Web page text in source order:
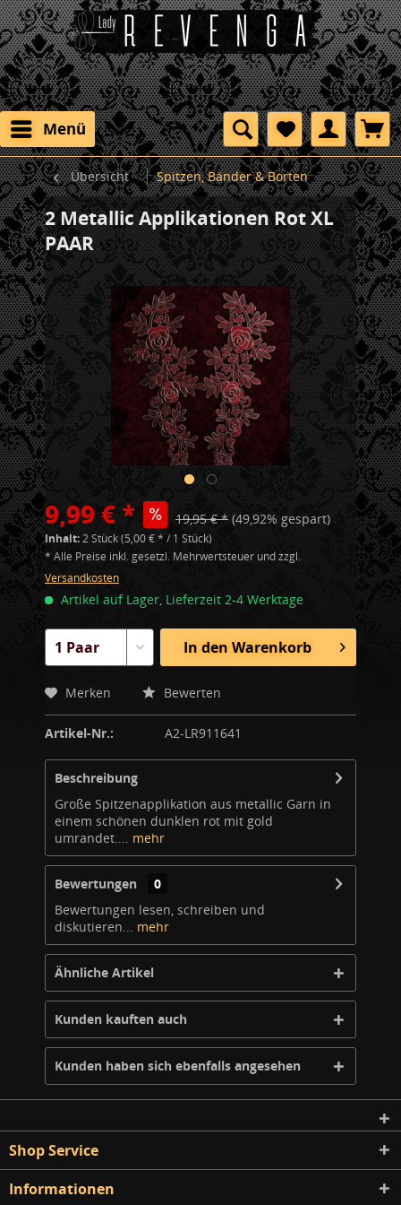
Menü
Übersicht Spitzen, Bänder & Borten
2 Metallic Applikationen Rot XL
PAAR
9,99 € * 19,95 € * (49,92% gespart)
Inhalt:2 Stück (5,00 € * / 1 Stück)
* Alle Preise inkl. gesetzl. Mehrwertsteuer und zzgl.
Versandkosten
Artikel auf Lager, Lieferzeit 2-4 Werktage
In den Warenkorb
Merken Bewerten
Artikel-Nr.: A2-LR911641
Beschreibung
Große Spitzenapplikation aus metallic Garn in
einem schönen dunklen rot mit gold
umrandet.... mehr
Bewertungen
0
Bewertungen lesen, schreiben und
diskutieren... mehr
Ähnliche Artikel
Kunden kauften auch
Kunden haben sich ebenfalls angesehen
Shop Service
Informationen